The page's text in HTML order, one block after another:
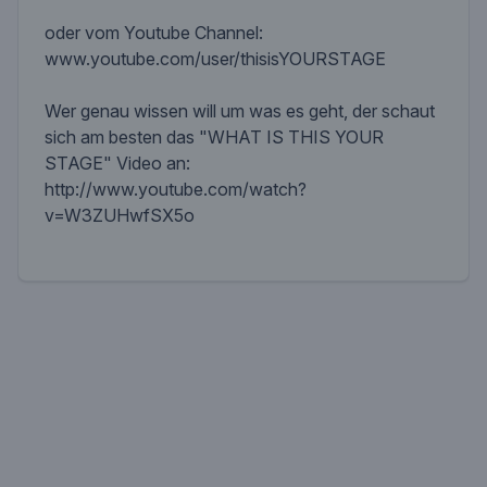
oder vom Youtube Channel:
www.youtube.com/user/thisisYOURSTAGE
Wer genau wissen will um was es geht, der schaut
sich am besten das "WHAT IS THIS YOUR
STAGE" Video an:
http://www.youtube.com/watch?
v=W3ZUHwfSX5o